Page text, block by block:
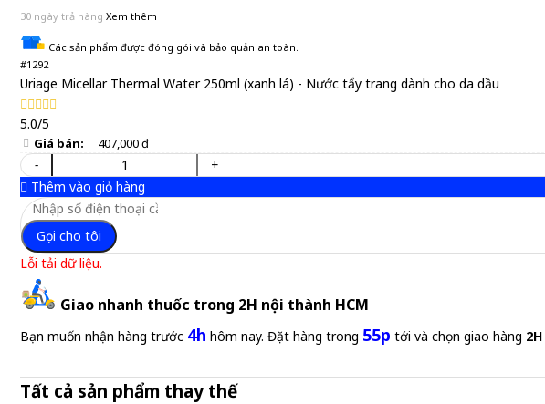
30 ngày trả hàng Xem thêm
Các sản phẩm được đóng gói và bảo quản an toàn.
#1292
Uriage Micellar Thermal Water 250ml (xanh lá) - Nước tẩy trang dành cho da dầu
5.0/5
Giá bán: 407,000 đ
-
+
Thêm vào giỏ hàng
Gọi cho tôi
Lỗi tải dữ liệu.
Giao nhanh thuốc trong 2H nội thành HCM
Bạn muốn nhận hàng trước 4h hôm nay. Đặt hàng trong 55p tới và chọn giao hàng 2H
Tất cả sản phẩm thay thế